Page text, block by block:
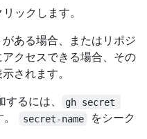
リックします。
ある場合、またはリポジ
クセスできる場合、その
されます。
るには、
gh secret
secret-name
をシーク